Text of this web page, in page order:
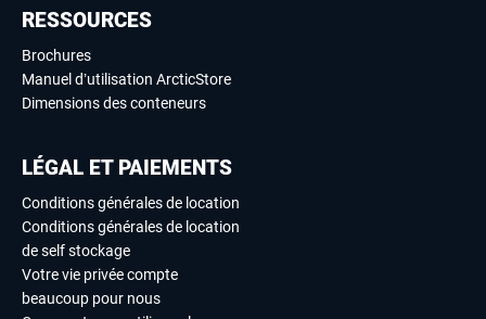
RESSOURCES
Brochures
Manuel d’utilisation ArcticStore
Dimensions des conteneurs
LÉGAL ET PAIEMENTS
Conditions générales de location
Conditions générales de location
de self stockage
Votre vie privée compte
beaucoup pour nous